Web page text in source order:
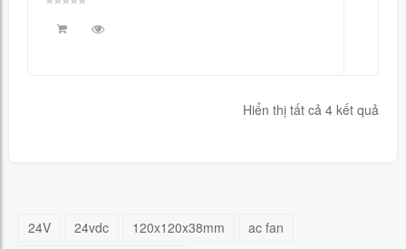
Hiển thị tất cả 4 kết quả
24V 24vdc 120x120x38mm
ac fan